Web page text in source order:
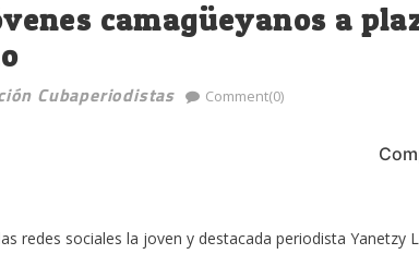
camagüeyanos a
Cubaperiodistas Comment(0)
redes sociales la joven y destacada periodista Yanetzy